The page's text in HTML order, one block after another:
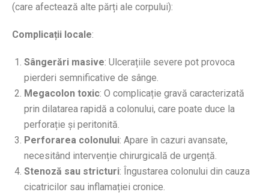
(care afectează alte părți ale corpului):
Complicații locale:
Sângerări masive: Ulcerațiile severe pot provoca
pierderi semnificative de sânge.
Megacolon toxic: O complicație gravă caracterizată
prin dilatarea rapidă a colonului, care poate duce la
perforație și peritonită.
Perforarea colonului: Apare în cazuri avansate,
necesitând intervenție chirurgicală de urgență.
Stenoză sau stricturi: Îngustarea colonului din cauza
cicatricilor sau inflamației cronice.